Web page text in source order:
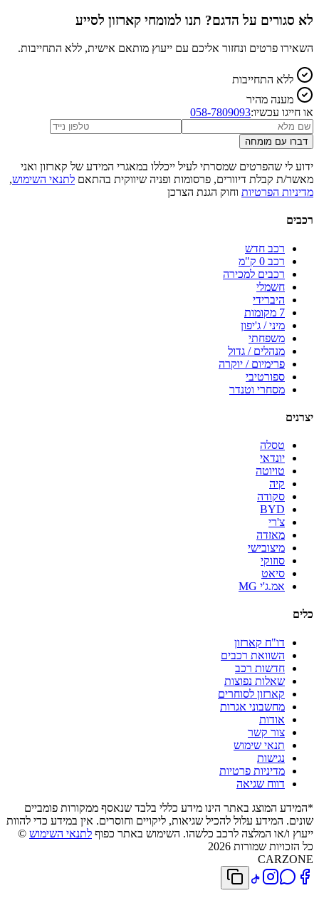
לא סגורים על הדגם? תנו למומחי קארזון לסייע
השאירו פרטים ונחזור אליכם עם ייעוץ מותאם אישית, ללא התחייבות.
ללא התחייבות
מענה מהיר
או חייגו עכשיו:058-7809093
דברו עם מומחה
ידוע לי שהפרטים שמסרתי לעיל ייכללו במאגרי המידע של קארזון ואני
מאשר/ת קבלת דיוורים, פרסומות ופניה שיווקית בהתאם לתנאי השימוש,
מדיניות הפרטיות וחוק הגנת הצרכן
רכבים
רכב חדש
רכב 0 ק"מ
רכבים למכירה
חשמלי
היברידי
7 מקומות
מיני / ג'יפון
משפחתי
מנהלים / גדול
פרימיום / יוקרה
ספורטיבי
מסחרי וטנדר
יצרנים
טסלה
יונדאי
טויוטה
קיה
סקודה
BYD
צ'רי
מאזדה
מיצובישי
סוזוקי
סיאט
אמ.ג'י MG
כלים
דו"ח קארזון
השוואת רכבים
חדשות רכב
שאלות נפוצות
קארזון לסוחרים
מחשבוני אגרות
אודות
צור קשר
תנאי שימוש
נגישות
מדיניות פרטיות
דווח שגיאה
*המידע המוצג באתר הינו מידע כללי בלבד שנאסף ממקורות פומביים
שונים. המידע עלול להכיל שגיאות, ליקויים וחוסרים. אין במידע כדי להוות
ייעוץ ו/או המלצה לרכב כלשהו. השימוש באתר כפוף לתנאי השימוש ©
כל הזכויות שמורות 2026
CARZONE